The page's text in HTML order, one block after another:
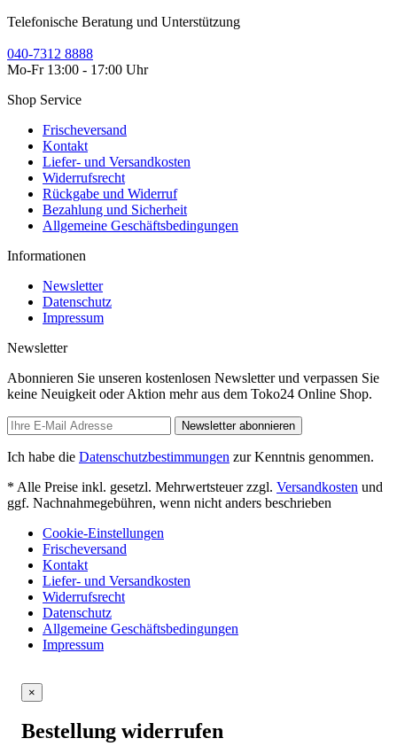
Telefonische Beratung und Unterstützung
040-7312 8888
Mo-Fr 13:00 - 17:00 Uhr
Shop Service
Frischeversand
Kontakt
Liefer- und Versandkosten
Widerrufsrecht
Rückgabe und Widerruf
Bezahlung und Sicherheit
Allgemeine Geschäftsbedingungen
Informationen
Newsletter
Datenschutz
Impressum
Newsletter
Abonnieren Sie unseren kostenlosen Newsletter und verpassen Sie
keine Neuigkeit oder Aktion mehr aus dem Toko24 Online Shop.
Newsletter abonnieren
Ich habe die Datenschutzbestimmungen zur Kenntnis genommen.
* Alle Preise inkl. gesetzl. Mehrwertsteuer zzgl. Versandkosten und
ggf. Nachnahmegebühren, wenn nicht anders beschrieben
Cookie-Einstellungen
Frischeversand
Kontakt
Liefer- und Versandkosten
Widerrufsrecht
Datenschutz
Allgemeine Geschäftsbedingungen
Impressum
×
Bestellung widerrufen